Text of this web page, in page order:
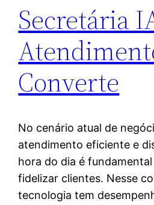
Secretária
Converte
No cenário atual de
atendimento eficiente e
hora do dia é
fidelizar clientes. Nesse
tecnologia tem